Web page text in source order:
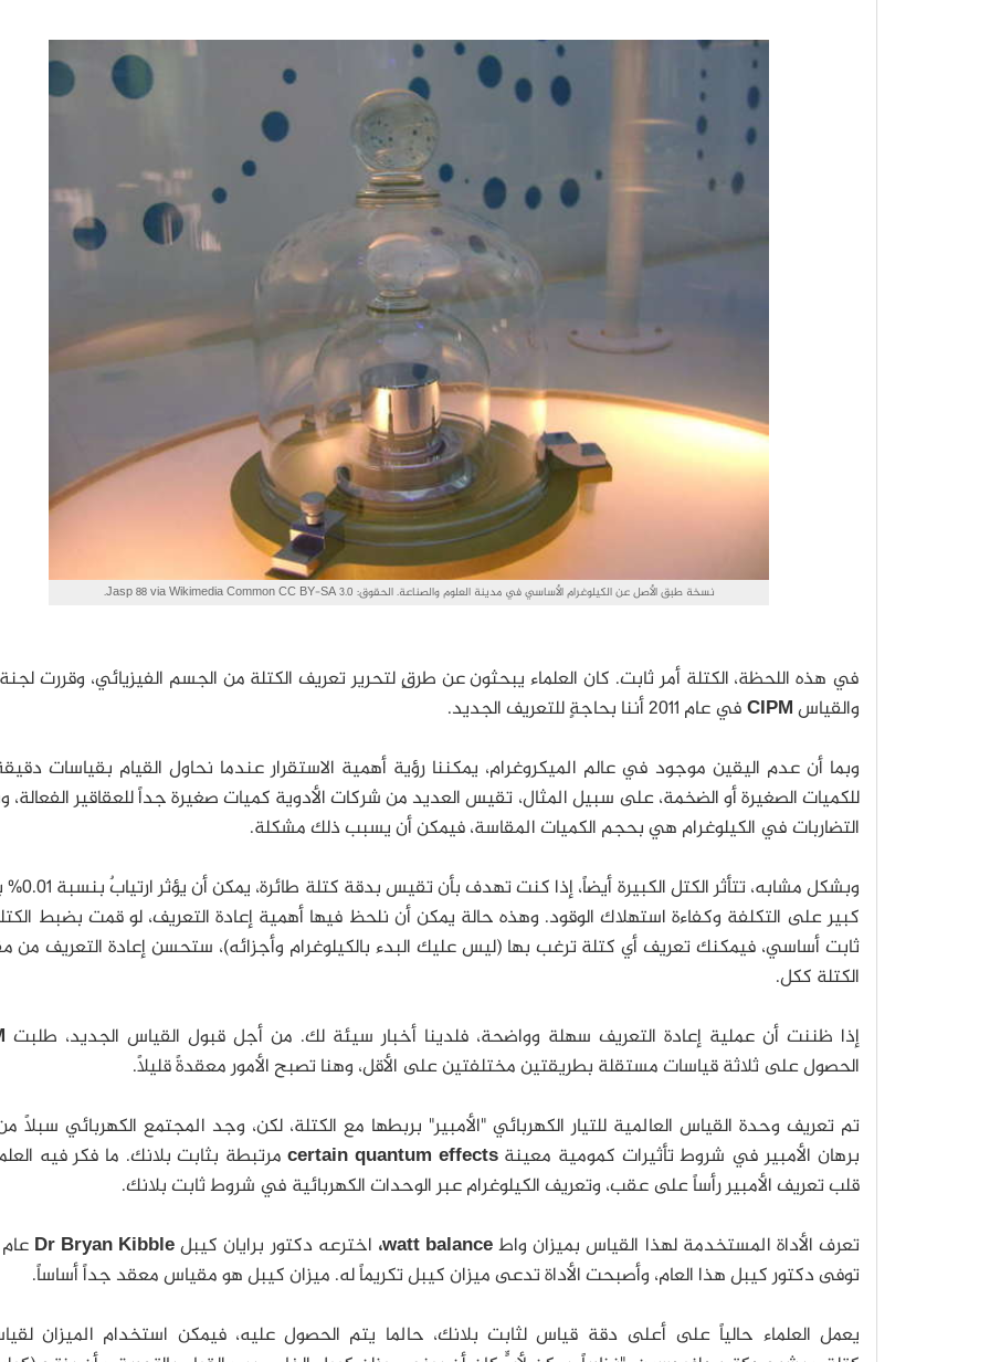
نسخة طبق الأصل عن الكيلوغرام الأساسي في مدينة العلوم والصناعة. الحقوق: Jasp 88 via Wikimedia Common CC BY-SA 3.0.
في هذه اللحظة، الكتلة أمر ثابت. كان العلماء يبحثون عن طرقٍ لتحرير تعريف الكتلة من الجسم الفيزيائي، وقررت لجنة
والقياسCIPMفي عام 2011 أننا بحاجةٍ للتعريف الجديد.
وبما أن عدم اليقين موجود في عالم الميكروغرام، يمكننا رؤية أهمية الاستقرار عندما نحاول القيام بقياسات
للكميات الصغيرة أو الضخمة، على سبيل المثال، تقيس العديد من شركات الأدوية كميات صغيرة جداً للعقاقير الفعالة،
التضاربات في الكيلوغرام هي بحجم الكميات المقاسة، فيمكن أن يسبب ذلك مشكلة.
وبشكل مشابه، تتأثر الكتل
كبير على التكلفة وكفاءة استهلاك الوقود. وهذه حالة يمكن أن نلحظ فيها أهمية إعادة التعريف، لو قمت بضبط
ثابت أساسي، فيمكنك تعريف أي كتلة ترغب بها (ليس عليك البدء بالكيلوغرام وأجزائه)، ستحسن إعادة التعريف من
الكتلة ككل.
إذا ظننت أن عملية إعادة التعريف سهلة وواضحة، فلدينا أخبار سيئة لك. من أجل قبول القياس الجديد، طلبت
الحصول على ثلاثة قياسات مستقلة بطريقتين مختلفتين على الأقل، وهنا تصبح الأمور معقدةً قليلاً.
تم تعريف وحدة القياس العالمية للتيار الكهربائي "الأمبير" بربطها مع الكتلة، لكن، وجد المجتمع الكهربائي سبلاً
برهان الأمبير في شروط تأثيرات كمومية معينةcertain quantum effectsمرتبطة بثابت بلانك. ما فكر فيه
قلب تعريف الأمبير رأساً على عقب، وتعريف الكيلوغرام عبر الوحدات الكهربائية في شروط ثابت بلانك.
تعرف الأداة المستخدمة لهذا القياس بميزان واطwatt balance، اخترعه دكتور برايان كيبلDr Bryan Kibble
توفى دكتور كيبل هذا العام، وأصبحت الأداة تدعى ميزان كيبل تكريماً له. ميزان كيبل هو مقياس معقد جداً أساساً.
يعمل العلماء حالياً على أعلى دقة قياس لثابت بلانك، حالما يتم الحصول عليه، فيمكن استخدام الميزان